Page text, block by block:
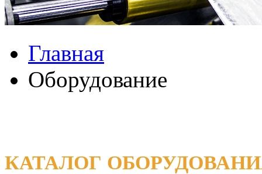
Главная
Оборудование
КАТАЛОГ